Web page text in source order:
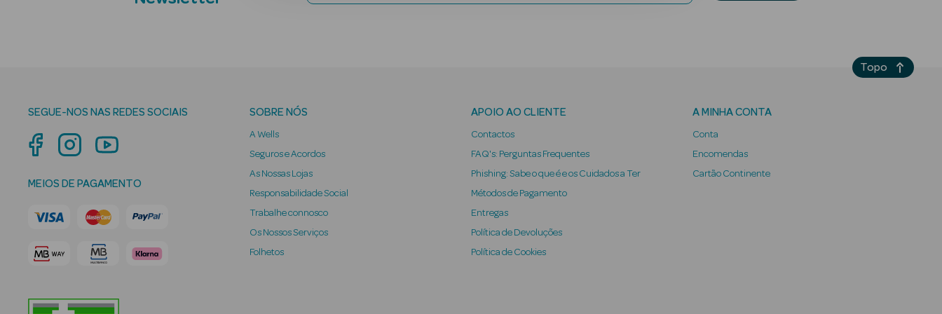
SEGUE-NOS NAS REDES SOCIAIS
MEIOS DE PAGAMENTO
SOBRE NÓS
A Wells
Seguros e Acordos
As Nossas Lojas
Responsabilidade Social
Trabalhe connosco
Os Nossos Serviços
Folhetos
APOIO AO CLIENTE
Contactos
FAQ's: Perguntas Frequentes
Phishing: Sabe o que é e os Cuidados a Ter
Métodos de Pagamento
Entregas
Política de Devoluções
Política de Cookies
A MINHA CONTA
Conta
Encomendas
Cartão Continente
Topo